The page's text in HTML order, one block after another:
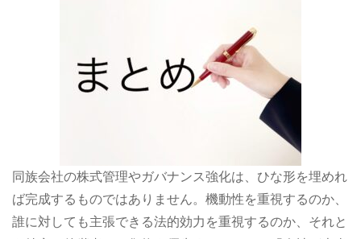
同族会社の株式管理やガバナンス強化は、ひな形を埋めれ
ば完成するものではありません。機動性を重視するのか、
誰に対しても主張できる法的効力を重視するのか、それと